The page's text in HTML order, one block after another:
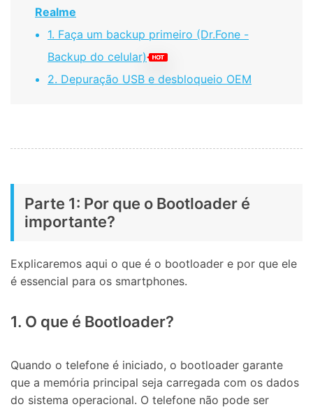
Realme
1. Faça um backup primeiro (Dr.Fone -
Backup do celular)
2. Depuração USB e desbloqueio OEM
Parte 1: Por que o Bootloader é
importante?
Explicaremos aqui o que é o bootloader e por que ele
é essencial para os smartphones.
1. O que é Bootloader?
Quando o telefone é iniciado, o bootloader garante
que a memória principal seja carregada com os dados
do sistema operacional. O telefone não pode ser